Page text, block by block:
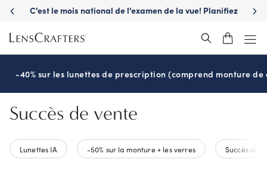
Skip
main
content
C'est le mois national de l'examen de la vue! Planifiez
-40% sur les lunettes de prescription (comprend monture de
Succès de vente
Lunettes IA -50% sur la monture + les verres Succès de